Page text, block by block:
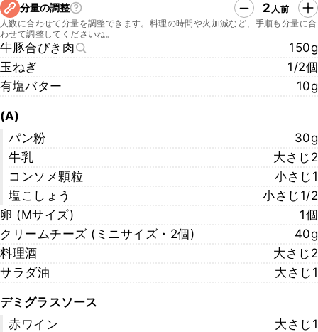
分量の調整 2 人前
人数に合わせて分量を調整できます。料理の時間や火加減など、手順も分量に合
わせて調整してくださいね。
牛豚合びき肉
150g
玉ねぎ
1/2個
有塩バター
10g
(A)
パン粉
30g
牛乳
大さじ2
コンソメ顆粒
小さじ1
塩こしょう
小さじ1/2
卵 (Mサイズ)
1個
クリームチーズ (ミニサイズ・2個)
40g
料理酒
大さじ2
サラダ油
大さじ1
デミグラスソース
赤ワイン
大さじ1